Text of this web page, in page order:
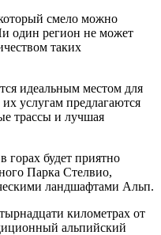
смело можно
один регион не может
таких
идеальным местом для
услугам предлагаются
трассы и лучшая
горах будет приятно
Парка Стелвио,
ландшафтами Альп.
километрах от
альпийский